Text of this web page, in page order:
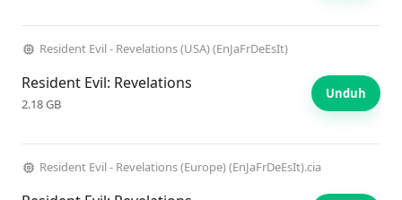
Resident Evil - Revelations (USA) (EnJaFrDeEsIt)
Resident Evil: Revelations
2.18 GB
Unduh
Resident Evil - Revelations (Europe) (EnJaFrDeEsIt).cia